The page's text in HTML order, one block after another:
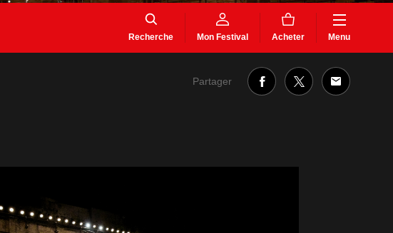
Recherche Mon Festival Acheter Menu
Partager